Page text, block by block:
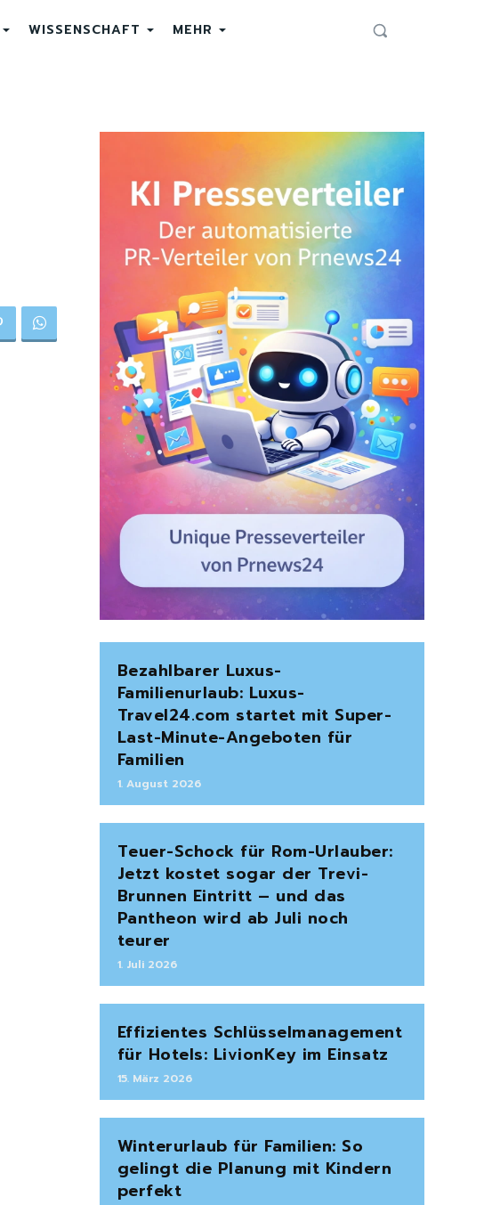
WISSENSCHAFT MEHR
Bezahlbarer Luxus-
Familienurlaub: Luxus-
Travel24.com startet mit Super-
Last-Minute-Angeboten für
Familien
1. August 2026
Teuer-Schock für Rom-Urlauber:
Jetzt kostet sogar der Trevi-
Brunnen Eintritt – und das
Pantheon wird ab Juli noch
teurer
1. Juli 2026
Effizientes Schlüsselmanagement
für Hotels: LivionKey im Einsatz
15. März 2026
Winterurlaub für Familien: So
gelingt die Planung mit Kindern
perfekt